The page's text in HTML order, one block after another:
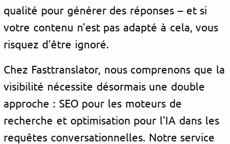
qualité pour générer des réponses – et si
votre contenu n'est pas adapté à cela, vous
risquez d'être ignoré.
Chez Fasttranslator, nous comprenons que la
visibilité nécessite désormais une double
approche : SEO pour les moteurs de
recherche et optimisation pour l'IA dans les
requêtes conversationnelles. Notre service